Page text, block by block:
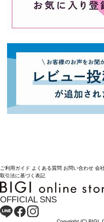
ご利用ガイド よくある質問 お問い合わせ 会
取引法に基づく表記
OFFICIAL SNS